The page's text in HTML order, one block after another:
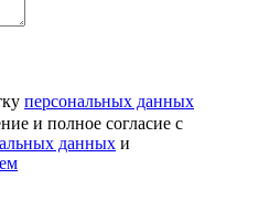
персональных данных
и полное согласие с
данных и